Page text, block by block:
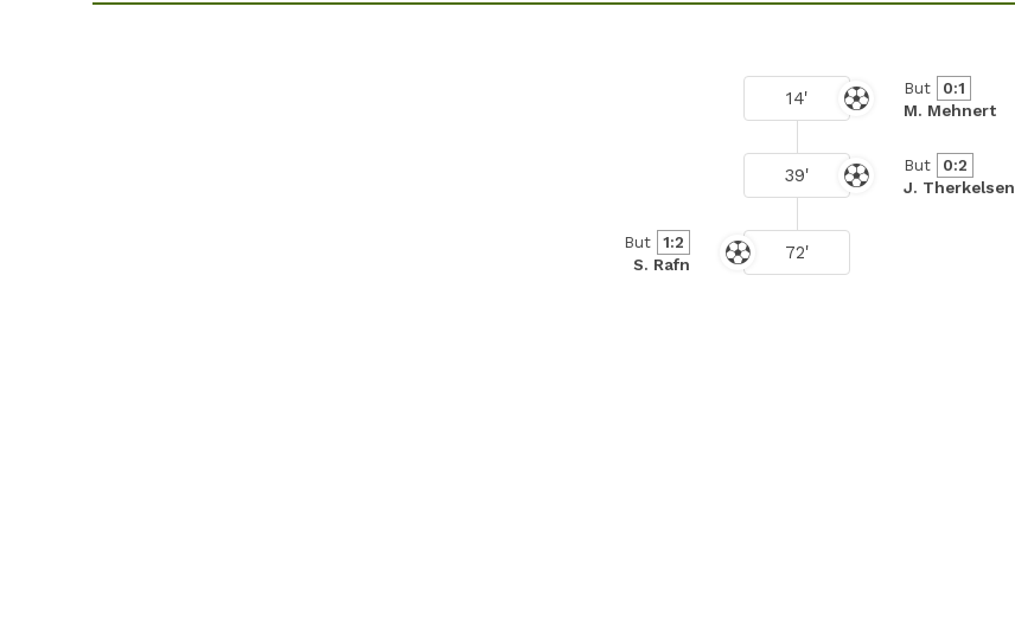
14' But
0:1
M. Mehnert
39' But
0:2
J. Therkelsen
72'
But
1:2
S. Rafn